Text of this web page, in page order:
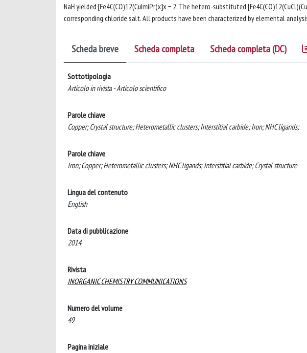
NaH yielded [Fe4C(CO)12(CuImiPr)x]x − 2. The hetero-substituted
corresponding chloride salt. All products have been characterized by elemental
Scheda breve Scheda completa Scheda completa (DC)
Sottotipologia
Articolo in rivista - Articolo scientifico
Parole chiave
Copper; Crystal structure; Heterometallic clusters; Interstitial carbide; Iron; NHC ligands;
Parole chiave
Iron; Copper; Heterometallic clusters; NHC ligands; Interstitial carbide; Crystal structure
Lingua del contenuto
English
Data di pubblicazione
2014
Rivista
INORGANIC CHEMISTRY COMMUNICATIONS
Numero del volume
49
Pagina iniziale